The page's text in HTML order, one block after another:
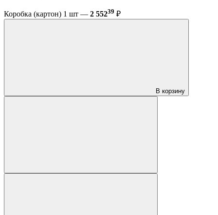
Коробка (картон) 1 шт — 2 55239 ₽
В корзину